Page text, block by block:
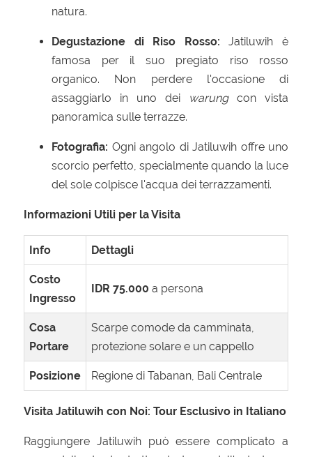
natura.
Degustazione di Riso Rosso: Jatiluwih è
famosa per il suo pregiato riso rosso
organico. Non perdere l'occasione di
assaggiarlo in uno dei
warungcon vista
panoramica sulle terrazze.
Fotografia: Ogni angolo di Jatiluwih offre uno
scorcio perfetto, specialmente quando la luce
del sole colpisce l'acqua dei terrazzamenti.
Informazioni Utili per la Visita
Info Dettagli
Costo
Ingresso
IDR 75.000 a persona
Cosa
Portare
Scarpe comode da camminata,
protezione solare e un cappello
Posizione Regione di Tabanan, Bali Centrale
Visita Jatiluwih con Noi: Tour Esclusivo in Italiano
Raggiungere Jatiluwih può essere complicato a